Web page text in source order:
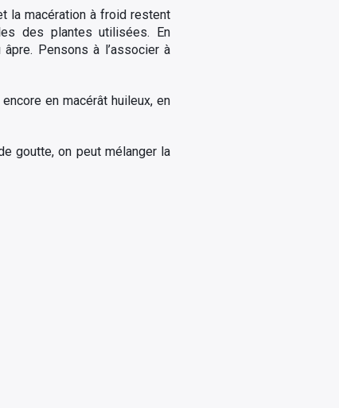
la macération à froid restent
des plantes utilisées. En
Pensons à l’associer à
en macérât huileux, en
goutte, on peut mélanger la